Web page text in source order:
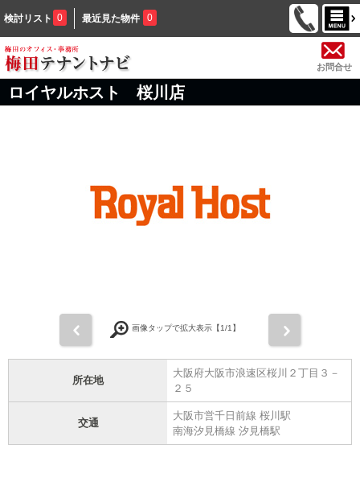
検討リスト 0 最近見た物件 0
お問合せ
ロイヤルホスト 桜川店
画像タップで拡大表示【1/1】
所在地
大阪府大阪市浪速区桜川２丁目３－
２５
交通
大阪市営千日前線 桜川駅
南海汐見橋線 汐見橋駅